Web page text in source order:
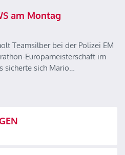
am Montag
Teamsilber bei der Polizei EM
Europameisterschaft im
sicherte sich Mario…